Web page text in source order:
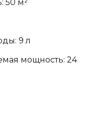
50 м²
9 л
мощность: 24